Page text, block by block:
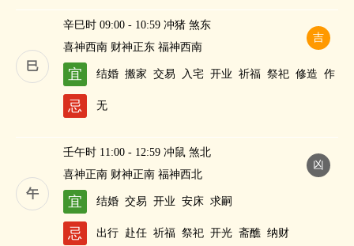
巳
吉
辛巳时 09:00 - 10:59 冲猪 煞东
喜神西南 财神正东 福神西南
宜 结婚 搬家 交易 入宅 开业 祈福 祭祀 修造 作
忌 无
午
凶
壬午时 11:00 - 12:59 冲鼠 煞北
喜神正南 财神正南 福神西北
宜 结婚 交易 开业 安床 求嗣
忌 出行 赴任 祈福 祭祀 开光 斋醮 纳财